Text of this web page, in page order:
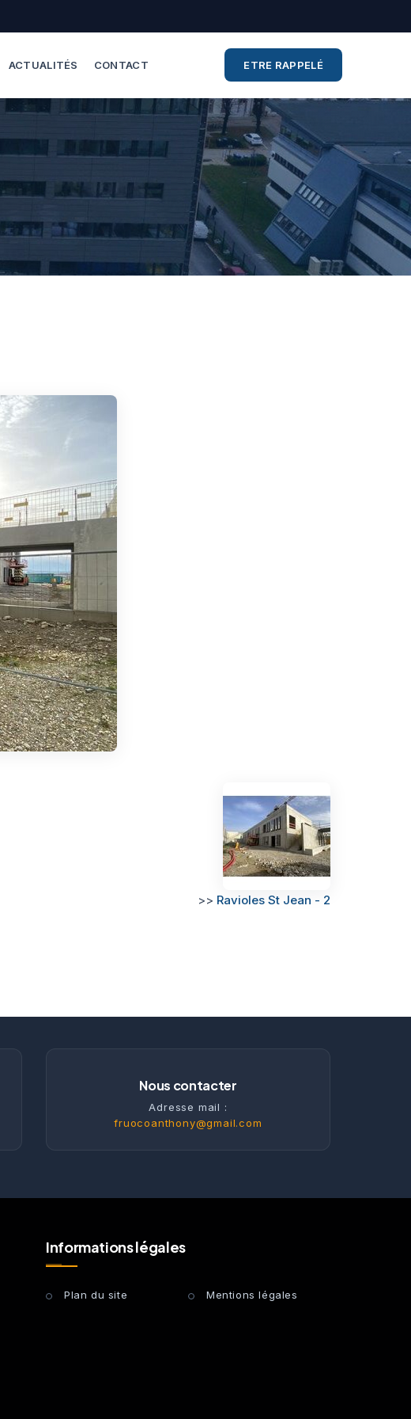
ACTUALITÉS CONTACT ETRE RAPPELÉ
>> Ravioles St Jean - 2
Nous contacter
Adresse mail :
fruocoanthony@gmail.com
Informations légales
Plan du site Mentions légales